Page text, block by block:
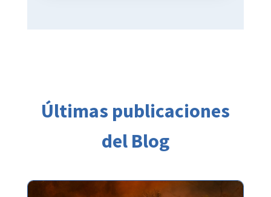
Últimas publicaciones
del Blog